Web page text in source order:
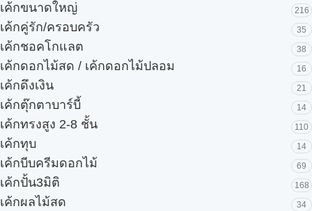
เค้กขนาดใหญ่ 216
เค้กคู่รัก/ครอบครัว 35
เค้กชอคโกแลต 38
เค้กดอกไม้สด / เค้กดอกไม้ปลอม 16
เค้กดึงเงิน 21
เค้กตุ๊กตาบาร์บี้ 14
เค้กทรงสูง 2-8 ชั้น 110
เค้กทุบ 14
เค้กบีบครีมดอกไม้ 69
เค้กปั้น3มิติ 168
เค้กผลไม้สด 34